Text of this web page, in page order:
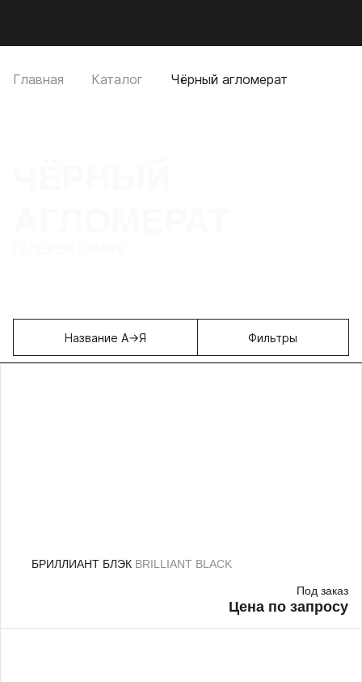
Главная Каталог Чёрный агломерат
Название А→Я Фильтры
БРИЛЛИАНТ БЛЭК BRILLIANT BLACK
Под заказ
Цена по запросу